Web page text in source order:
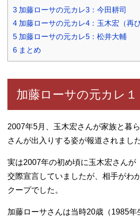
3 加藤ローサの元カレ3：今田耕司
4 加藤ローサの元カレ4：玉木宏（再び
5 加藤ローサの元カレ5：松井大輔
6 まとめ
加藤ローサの元カレ１
2007年5月、玉木宏さんが家族と暮
さんが出入りする姿が報道されました
実は2007年の初め頃に玉木宏さんが
交際宣言していましたが、相手がわ
クープでした。
加藤ローサさんは当時20歳（1985年